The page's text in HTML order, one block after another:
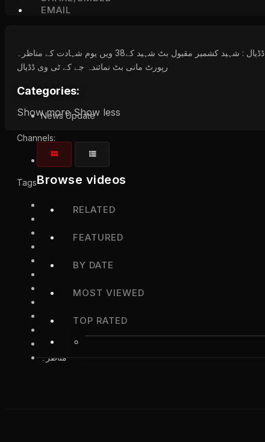
EMAIL
ڈڈیال : شہید کشمیر مقبول بٹ شہید کے38 ویں یوم شہادت کے مناظر۔
رپورٹ مانی بٹ نمائندہ جے کے ٹی وی ڈڈیال
Categories:
News Update
Channels:
Tags:
مناظر۔
Show more Show less
Browse videos
RELATED
FEATURED
BY DATE
MOST VIEWED
TOP RATED